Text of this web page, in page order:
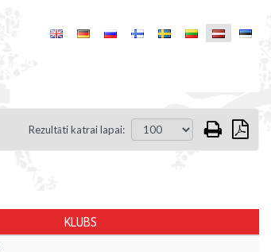
Rezultāti katrai lapai:
KLUBS